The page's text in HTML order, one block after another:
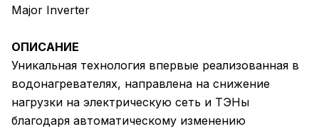
Major Inverter
ОПИСАНИЕ
Уникальная технология впервые реализованная в
водонагревателях, направлена на снижение
нагрузки на электрическую сеть и ТЭНы
благодаря автоматическому изменению